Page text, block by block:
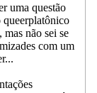
uma questão
não sei se
com um